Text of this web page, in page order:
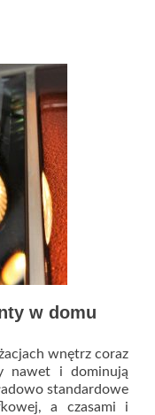
w domu
wnętrz coraz
nawet i dominują
standardowe
a czasami i